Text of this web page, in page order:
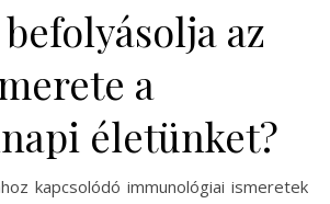
az
a
életünket?
kapcsolódó immunológiai ismeretek